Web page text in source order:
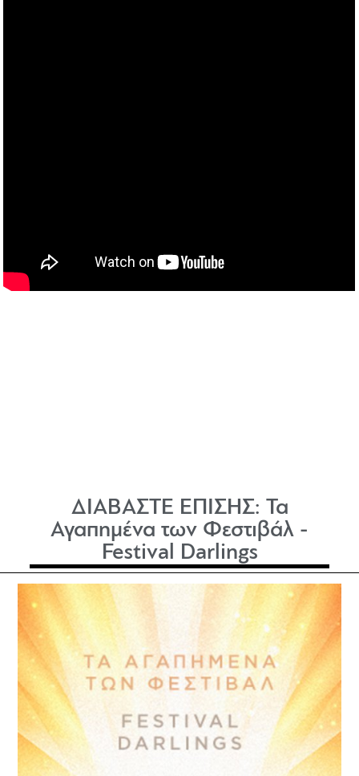
ΔΙΑΒΑΣΤΕ ΕΠΙΣΗΣ: Τα
Αγαπημένα των Φεστιβάλ -
Festival Darlings